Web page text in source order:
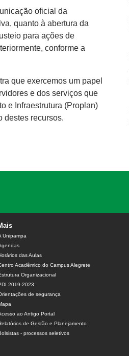
oficial da
quanto à abertura da
para ações de
conforme a
que exercemos um papel
e dos serviços que
e Infraestrutura (Proplan)
destes recursos.
Unipampa
das Aulas
Acadêmico do Campus Alegrete
Organizacional
2019-2023
de segurança
ao Antigo Portal
de Gestão e Planejamento
- processos seletivos